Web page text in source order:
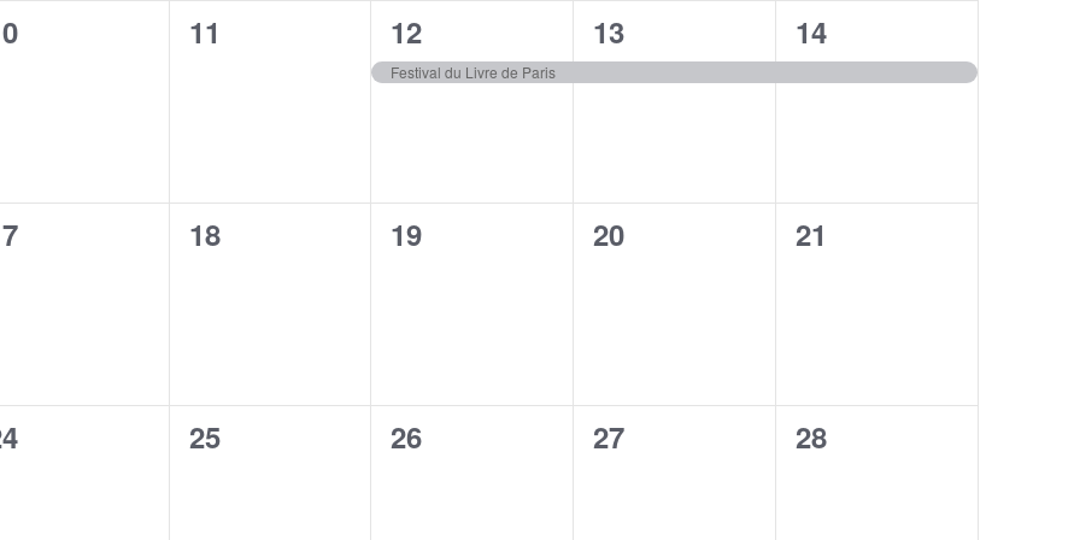
0
11
1
évènement,
12
Festival du Livre de Paris
1
évènement,
13
1
évènement,
14
0
18
0
19
0
20
0
21
0
25
0
26
0
27
0
28